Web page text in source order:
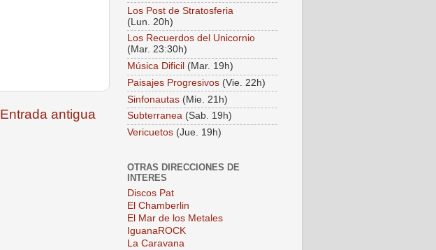
Entrada antigua
Los Post de Stratosferia
(Lun. 20h)
Los Recuerdos del Unicornio
(Mar. 23:30h)
Música Dificil (Mar. 19h)
Paisajes Progresivos (Vie. 22h)
Sinfonautas (Mie. 21h)
Subterranea (Sab. 19h)
Vericuetos (Jue. 19h)
OTRAS DIRECCIONES DE
INTERES
Discos Pat
El Chamberlin
El Mar de los Metales
IguanaROCK
La Caravana